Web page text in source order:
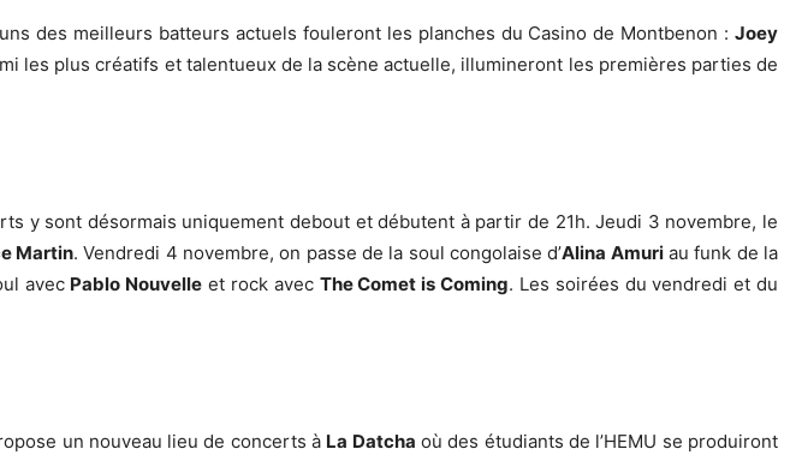
des meilleurs batteurs actuels fouleront les planches du Casino de Montbenon : Joey
les plus créatifs et talentueux de la scène actuelle, illumineront les premières parties de
y sont désormais uniquement debout et débutent à partir de 21h. Jeudi 3 novembre, le
Martin. Vendredi 4 novembre, on passe de la soul congolaise d’Alina Amuriau funk de la
avec Pablo Nouvelle et rock avec The Comet is Coming. Les soirées du vendredi et du
un nouveau lieu de concerts à La Datcha où des étudiants de l’HEMU se produiront